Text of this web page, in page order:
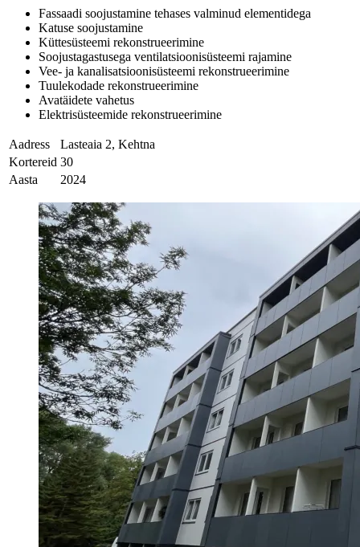
Fassaadi soojustamine tehases valminud elementidega
Katuse soojustamine
Küttesüsteemi rekonstrueerimine
Soojustagastusega ventilatsioonisüsteemi rajamine
Vee- ja kanalisatsioonisüsteemi rekonstrueerimine
Tuulekodade rekonstrueerimine
Avatäidete vahetus
Elektrisüsteemide rekonstrueerimine
Aadress
Lasteaia 2, Kehtna
Kortereid 30
Aasta
2024